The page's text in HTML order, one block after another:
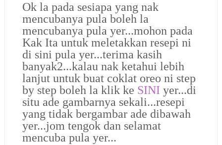
Ok la pada sesiapa yang nak
mencubanya pula boleh la
mencubanya pula yer...mohon pada
Kak Ita untuk meletakkan resepi ni
di sini pula yer...terima kasih
banyak2...kalau nak ketahui lebih
lanjut untuk buat coklat oreo ni step
by step boleh la klik ke SINI yer...di
situ ade gambarnya sekali...resepi
yang tidak bergambar ade dibawah
yer...jom tengok dan selamat
mencuba pula yer...